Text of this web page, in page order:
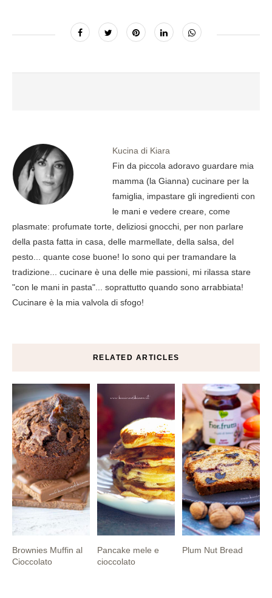
Kucina di Kiara
Fin da piccola adoravo guardare mia
mamma (la Gianna) cucinare per la
famiglia, impastare gli ingredienti con
le mani e vedere creare, come
plasmate: profumate torte, deliziosi gnocchi, per non parlare
della pasta fatta in casa, delle marmellate, della salsa, del
pesto... quante cose buone! Io sono qui per tramandare la
tradizione... cucinare è una delle mie passioni, mi rilassa stare
"con le mani in pasta"... soprattutto quando sono arrabbiata!
Cucinare è la mia valvola di sfogo!
RELATED ARTICLES
Brownies Muffin al
Cioccolato
Pancake mele e
cioccolato
Plum Nut Bread